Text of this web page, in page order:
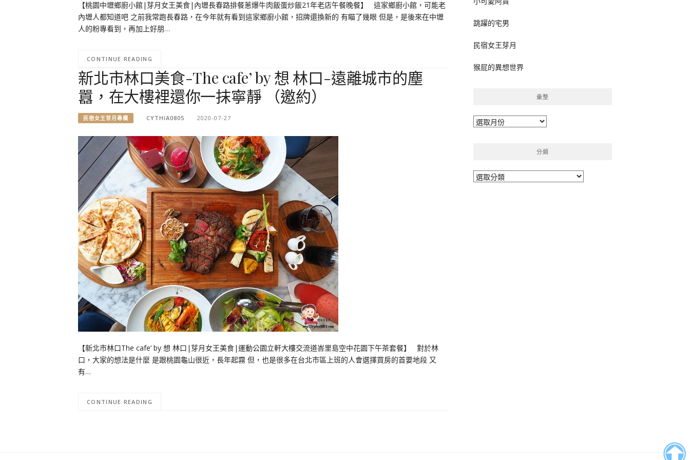
【桃園中壢鄉廚小館|芽月女王美食|內壢長春路排餐蔥爆牛肉飯蛋炒飯21年老店午餐晚餐】 這家鄉廚小館，可能老
內壢人都知道吧 之前我常跑長春路，在今年就有看到這家鄉廚小館，招牌還換新的 有瞄了幾眼 但是，是後來在中壢
人的粉專看到，再加上好朋…
CONTINUE READING
新北市林口美食-The cafe’ by 想 林口-遠離城市的塵
囂，在大樓裡還你一抹寧靜 （邀約）
民宿女王芽月專欄 CYTHIA0805 2020-07-27
【新北市林口The cafe’ by 想 林口|芽月女王美食|運動公園立軒大樓交流道峇里島空中花園下午茶套餐】 對於林
口，大家的想法是什麼 是跟桃園龜山很近，長年起霧 但，也是很多在台北市區上班的人會選擇買房的首要地段 又
有…
CONTINUE READING
跳躍的宅男
民宿女王芽月
猴屁的異想世界
彙整
彙
分類
分